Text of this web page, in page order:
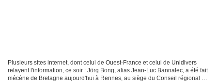
Plusieurs sites internet, dont celui de Ouest-France et celui de Unidivers
relayent l'information, ce soir : Jörg Bong, alias Jean-Luc Bannalec, a été fait
mécène de Bretagne aujourd'hui à Rennes, au siège du Conseil régional de